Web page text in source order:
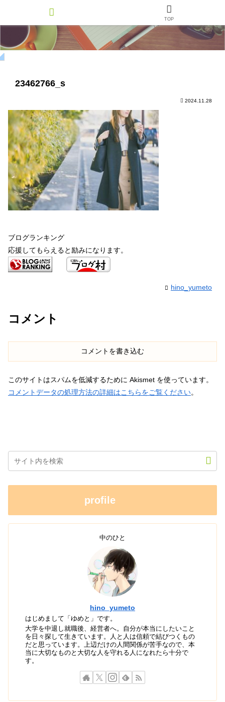
23462766_s
2024.11.28
ブログランキング
応援してもらえると励みになります。
hino_yumeto
コメント
コメントを書き込む
このサイトはスパムを低減するために Akismet を使っています。
コメントデータの処理方法の詳細はこちらをご覧ください。
profile
中のひと
hino_yumeto
はじめまして「ゆめと」です。
大学を中退し就職後、経営者へ。自分が本当にしたいこと
を日々探して生きています。人と人は信頼で結びつくもの
だと思っています。上辺だけの人間関係が苦手なので、本
当に大切なものと大切な人を守れる人になれたら十分で
す。
TOP